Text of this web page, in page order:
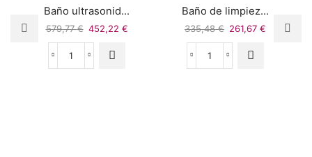
Baño ultrasonid...
579,77€ 452,22 €
Baño de limpiez...
335,48€ 261,67 €